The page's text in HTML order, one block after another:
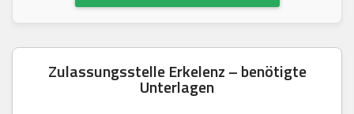
Zulassungsstelle Erkelenz – benötigte
Unterlagen